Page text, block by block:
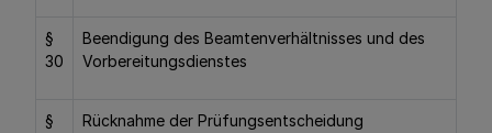
§
30
Beendigung des Beamtenverhältnisses und des
Vorbereitungsdienstes
§
Rücknahme der Prüfungsentscheidung